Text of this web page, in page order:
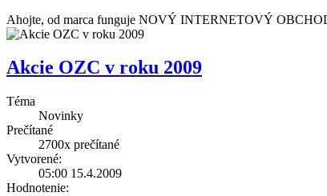
Ahojte, od marca funguje NOVÝ INTERNETOVÝ
Akcie OZC v roku 2009
Téma
Novinky
Prečítané
2700x prečítané
Vytvorené:
05:00 15.4.2009
Hodnotenie: